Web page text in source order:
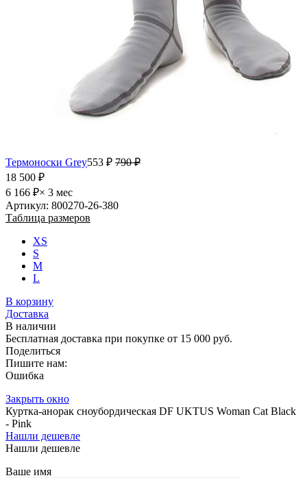
Термоноски Grey553 ₽ 790 ₽
18 500 ₽
6 166 ₽× 3 мес
Артикул: 800270-26-380
Таблица размеров
XS
S
M
L
В корзину
Доставка
В наличии
Бесплатная доставка при покупке от 15 000 руб.
Поделиться
Пишите нам:
Ошибка
Закрыть окно
Куртка-анорак сноубордическая DF UKTUS Woman Cat Black
- Pink
Нашли дешевле
Нашли дешевле
Ваше имя